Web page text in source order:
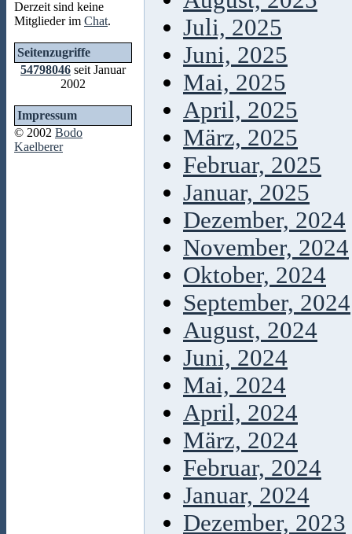
Derzeit sind keine
Mitglieder im Chat.
Seitenzugriffe
54798046 seit Januar
2002
Impressum
© 2002 Bodo
Kaelberer
Juli, 2025
Juni, 2025
Mai, 2025
April, 2025
März, 2025
Februar, 2025
Januar, 2025
Dezember, 2024
November, 2024
Oktober, 2024
September, 2024
August, 2024
Juni, 2024
Mai, 2024
April, 2024
März, 2024
Februar, 2024
Januar, 2024
Dezember, 2023